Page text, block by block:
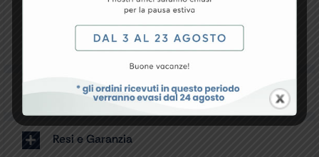
– controllo preciso della luminosità, tra 3 e 100%
– cavo a spirale lungo 3 metri
Fornita con manuale multilingue: GB, FR, IT, ES.
Specifiche Tecniche
Resi e Garanzia